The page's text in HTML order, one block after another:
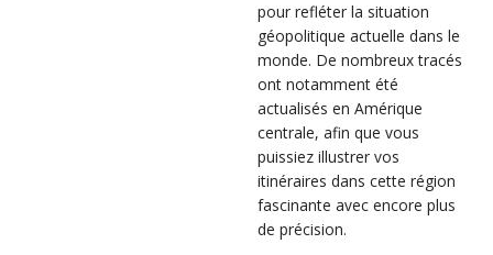
pour refléter la situation
géopolitique actuelle dans le
monde. De nombreux tracés
ont notamment été
actualisés en Amérique
centrale, afin que vous
puissiez illustrer vos
itinéraires dans cette région
fascinante avec encore plus
de précision.